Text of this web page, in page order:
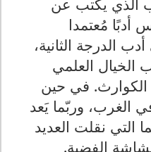
أدبًا مُعتمدا
الدرجة الثانية،
الخيال العلمي
الكوارث. في حين
الغرب، وربّما يَعد
التي نقلت العديد
الفضية.